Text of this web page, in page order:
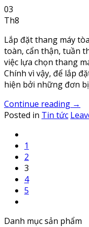
03
Th8
Lắp đặt thang máy
toàn, cẩn thận, tuần
việc lựa chọn thang
Chính vì vậy, để lắp
hiện bởi những đơn
Continue reading →
Posted in Tin tức
1
2
3
4
5
Danh mục sản phẩm